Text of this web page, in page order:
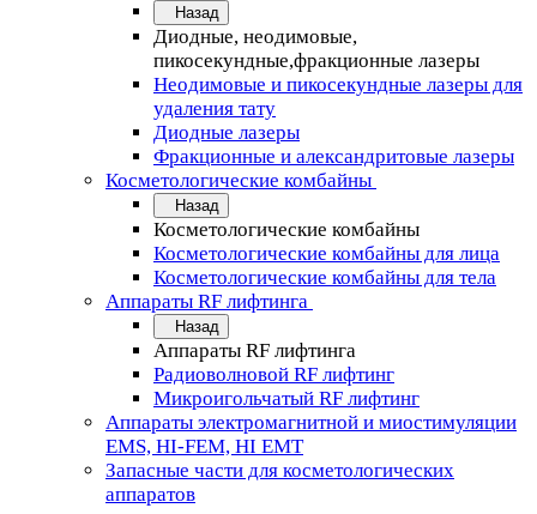
Назад
Диодные, неодимовые,
пикосекундные,фракционные лазеры
Неодимовые и пикосекундные лазеры для
удаления тату
Диодные лазеры
Фракционные и александритовые лазеры
Косметологические комбайны
Назад
Косметологические комбайны
Косметологические комбайны для лица
Косметологические комбайны для тела
Аппараты RF лифтинга
Назад
Аппараты RF лифтинга
Радиоволновой RF лифтинг
Микроигольчатый RF лифтинг
Аппараты электромагнитной и миостимуляции
EMS, HI-FEM, HI EMT
Запасные части для косметологических
аппаратов